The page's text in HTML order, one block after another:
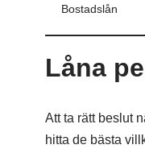
Bostadslån
Låna
Att ta rätt beslut
hitta de bästa